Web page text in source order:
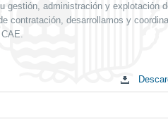
gestión, administración y explotación
contratación, desarrollamos y